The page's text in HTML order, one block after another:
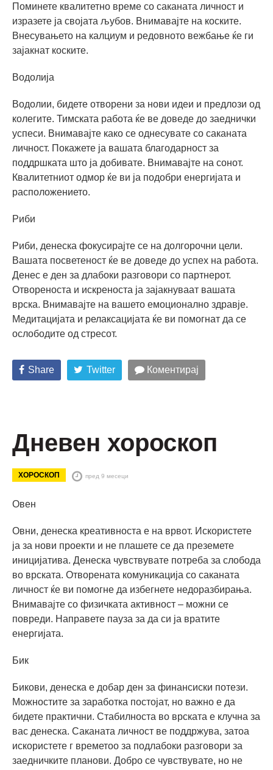
Поминете квалитетно време со саканата личност и
изразете ја својата љубов. Внимавајте на коските.
Внесувањето на калциум и редовното вежбање ќе ги
зајакнат коските.
Водолија
Водолии, бидете отворени за нови идеи и предлози од
колегите. Тимската работа ќе ве доведе до заеднички
успеси. Внимавајте како се однесувате со саканата
личност. Покажете ја вашата благодарност за
поддршката што ја добивате. Внимавајте на сонот.
Квалитетниот одмор ќе ви ја подобри енергијата и
расположението.
Риби
Риби, денеска фокусирајте се на долгорочни цели.
Вашата посветеност ќе ве доведе до успех на работа.
Денес е ден за длабоки разговори со партнерот.
Отвореноста и искреноста ја зајакнуваат вашата
врска. Внимавајте на вашето емоционално здравје.
Медитацијата и релаксацијата ќе ви помогнат да се
ослободите од стресот.
Share Twitter Коментирај
Дневен хороскоп
ХОРОСКОП пред 9 месеци
Овен
Овни, денеска креативноста е на врвот. Искористете
ја за нови проекти и не плашете се да преземете
иницијатива. Денеска чувствувате потреба за слобода
во врската. Отворената комуникација со саканата
личност ќе ви помогне да избегнете недоразбирања.
Внимавајте со физичката активност – можни се
повреди. Направете пауза за да си ја вратите
енергијата.
Бик
Бикови, денеска е добар ден за финансиски потези.
Можностите за заработка постојат, но важно е да
бидете практични. Стабилноста во врската е клучна за
вас денеска. Саканата личност ве поддржува, затоа
искористете г времетоо за подлабоки разговори за
заедничките планови. Добро се чувствувате, но не